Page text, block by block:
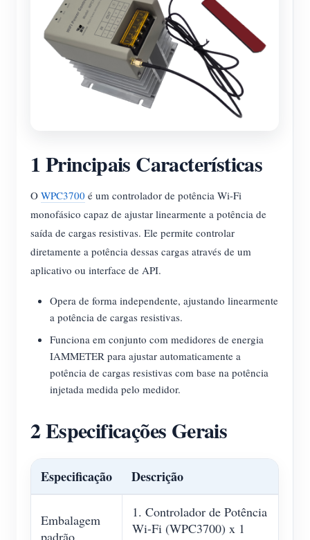
Blog
App Loja
Explorar site
Ranking FV
1 Principais Características
O WPC3700 é um controlador de potência Wi-Fi
monofásico capaz de ajustar linearmente a potência de
saída de cargas resistivas. Ele permite controlar
diretamente a potência dessas cargas através de um
aplicativo ou interface de API.
Opera de forma independente, ajustando linearmente
a potência de cargas resistivas.
Funciona em conjunto com medidores de energia
IAMMETER para ajustar automaticamente a
potência de cargas resistivas com base na potência
injetada medida pelo medidor.
2 Especificações Gerais
Especificação Descrição
Embalagem
1. Controlador de Potência
Wi-Fi (WPC3700) x 1